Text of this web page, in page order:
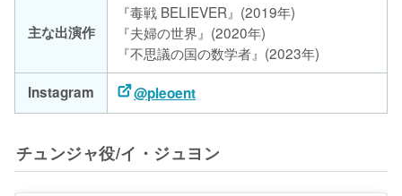
主な出演作
『毒戦 BELIEVER』(2019年)
『夫婦の世界』(2020年)
『不思議の国の数学者』(2023年)
Instagram
@pleoent
チュンジャ役/イ・ジュヨン